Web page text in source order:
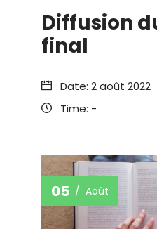
Diffusion
final
Date: 2 août 2022
Time: -
05 Août